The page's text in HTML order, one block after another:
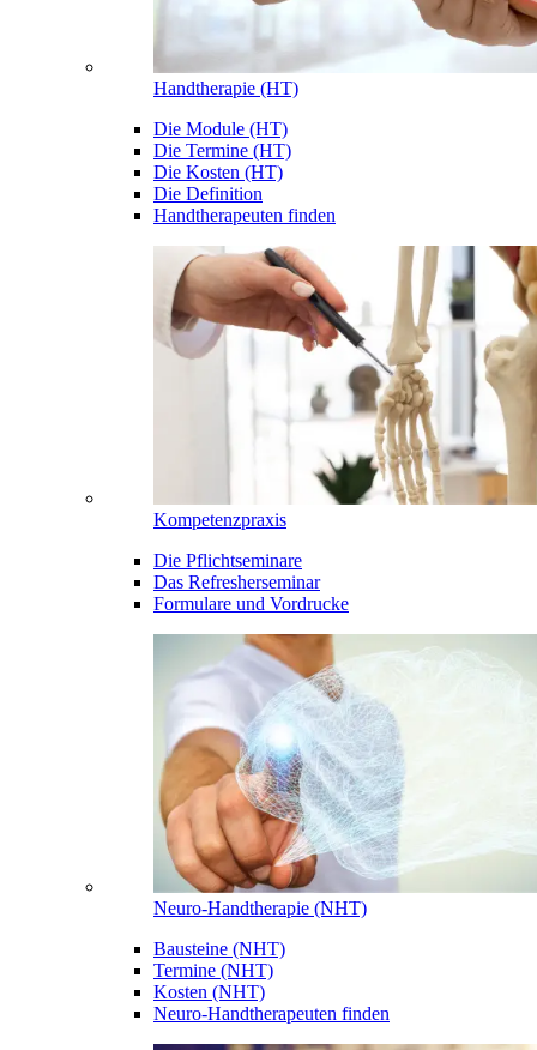
Handtherapie (HT)
Die Module (HT)
Die Termine (HT)
Die Kosten (HT)
Die Definition
Handtherapeuten finden
Kompetenzpraxis
Die Pflichtseminare
Das Refresherseminar
Formulare und Vordrucke
Neuro-Handtherapie (NHT)
Bausteine (NHT)
Termine (NHT)
Kosten (NHT)
Neuro-Handtherapeuten finden